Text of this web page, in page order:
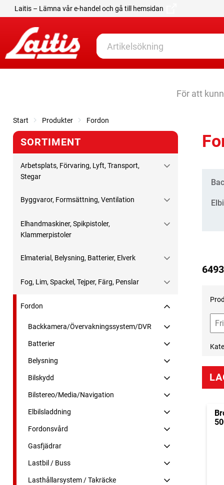
Laitis – Lämna vår e-handel och gå till hemsidan
För att
Start Produkter Fordon
SORTIMENT
Arbetsplats, Förvaring, Lyft, Transport,
Stegar
Byggvaror, Formsättning, Ventilation
Elhandmaskiner, Spikpistoler,
Klammerpistoler
Elmaterial, Belysning, Batterier, Elverk
Fog, Lim, Spackel, Tejper, Färg, Penslar
Fordon
Backkamera/Övervakningssystem/DVR
Batterier
Belysning
Bilskydd
Bilstereo/Media/Navigation
Elbilsladdning
Fordonsvård
Gasfjädrar
Lastbil / Buss
Lasthållarsystem / Takräcke